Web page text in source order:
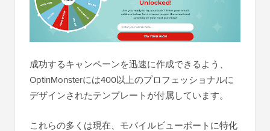
成功するキャンペーンを迅速に作成できるよう、
OptinMonsterには400以上のプロフェッショナルに
デザインされたテンプレートが付属しています。
これらの多くは現在、モバイルビューポートに特化